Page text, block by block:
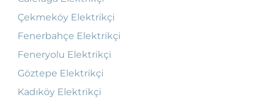
Çekmeköy Elektrikçi
Fenerbahçe Elektrikçi
Feneryolu Elektrikçi
Göztepe Elektrikçi
Kadıköy Elektrikçi